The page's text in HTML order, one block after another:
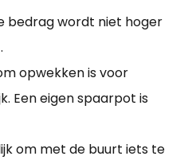
bedrag wordt niet hoger
opwekken is voor
Een eigen spaarpot is
om met de buurt iets te